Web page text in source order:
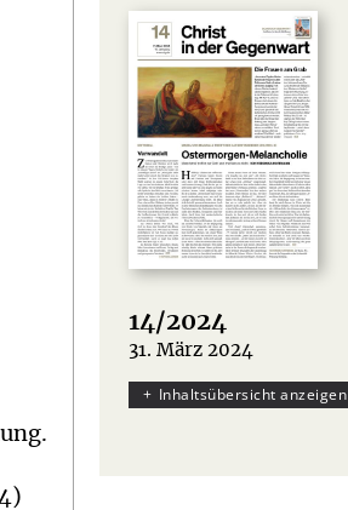
14/2024
:
31. März 2024
Inhaltsübersicht anzeigen